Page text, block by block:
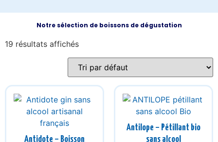
Notre sélection de boissons de dégustation
19 résultats affichés
Antidote – Boisson
Antilope – Pétillant bio
sans alcool